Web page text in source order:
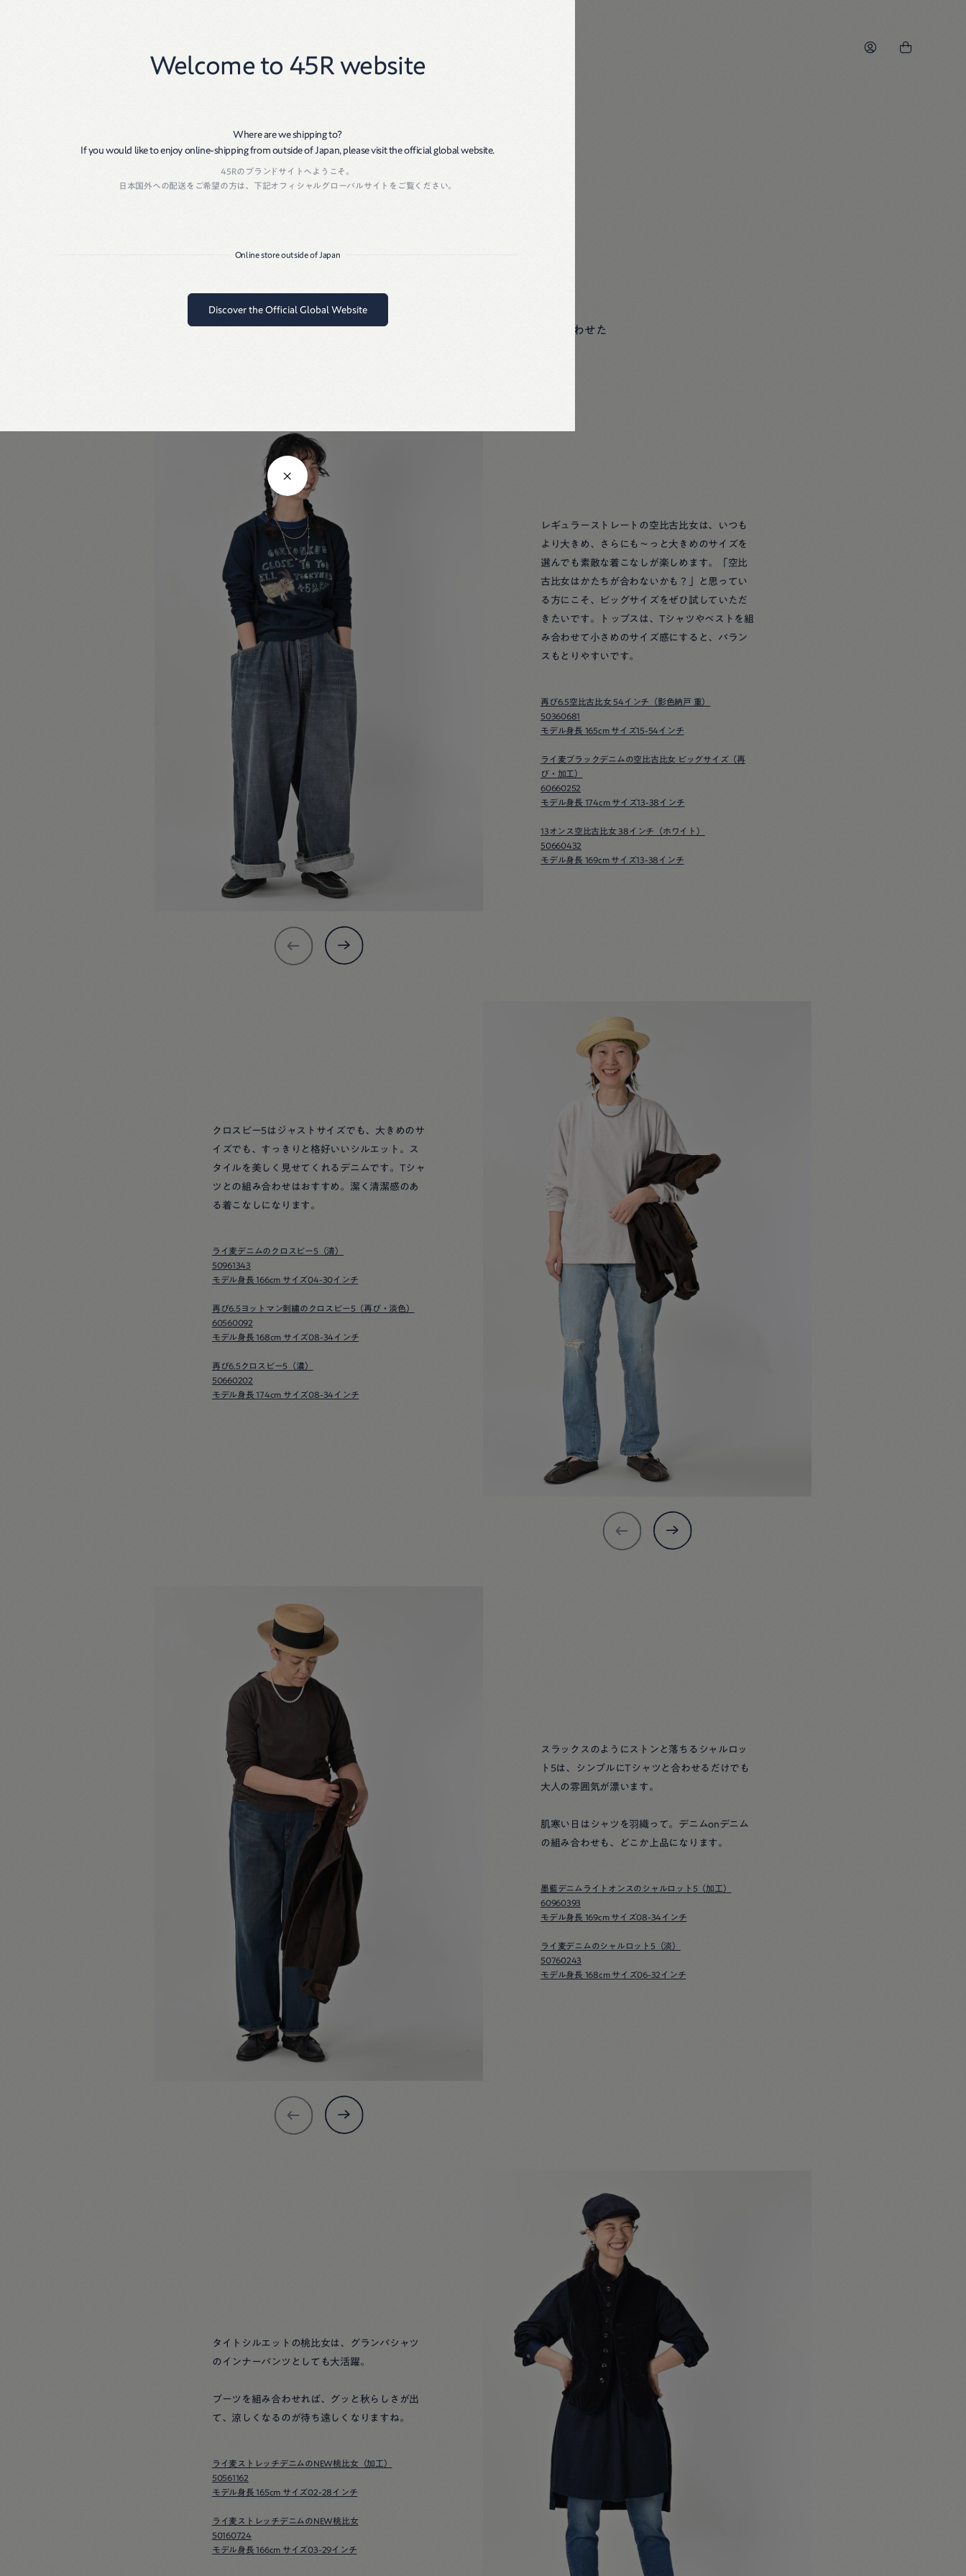
スタンダードなデニムにTシャツを組み合わせた
レギュラーストレートの空比古比女は、いつも
より大きめ、さらにも～っと大きめのサイズを
選んでも素敵な着こなしが楽しめます。「空比
古比女はかたちが合わないかも？」と思ってい
る方にこそ、ビッグサイズをぜひ試していただ
きたいです。トップスは、Tシャツやベストを組
み合わせて小さめのサイズ感にすると、バラン
スもとりやすいです。
再び6.5空比古比女 54インチ（影色納戸 重）
50360681
モデル身長 165cm サイズ15-54インチ
ライ麦ブラックデニムの空比古比女 ビッグサイズ（再
び・加工）
60660252
モデル身長 174cm サイズ13-38インチ
13オンス空比古比女 38インチ（ホワイト）
50660432
モデル身長 169cm サイズ13-38インチ
クロスビー5はジャストサイズでも、大きめのサ
イズでも、すっきりと格好いいシルエット。ス
タイルを美しく見せてくれるデニムです。Tシャ
ツとの組み合わせはおすすめ。潔く清潔感のあ
る着こなしになります。
ライ麦デニムのクロスビー5（清）
50961343
モデル身長 166cm サイズ04-30インチ
再び6.5ヨットマン刺繍のクロスビー5（再び・淡色）
60560092
モデル身長 168cm サイズ08-34インチ
再び6.5クロスビー5（濃）
50660202
モデル身長 174cm サイズ08-34インチ
スラックスのようにストンと落ちるシャルロッ
ト5は、シンプルにTシャツと合わせるだけでも
大人の雰囲気が漂います。
肌寒い日はシャツを羽織って。デニムonデニム
の組み合わせも、どこか上品になります。
墨藍デニムライトオンスのシャルロット5（加工）
60960393
モデル身長 169cm サイズ08-34インチ
ライ麦デニムのシャルロット5（淡）
50760243
モデル身長 168cm サイズ06-32インチ
タイトシルエットの桃比女は、グランパシャツ
のインナーパンツとしても大活躍。
ブーツを組み合わせれば、グッと秋らしさが出
て、涼しくなるのが待ち遠しくなりますね。
ライ麦ストレッチデニムのNEW桃比女（加工）
50561162
モデル身長 165cm サイズ02-28インチ
ライ麦ストレッチデニムのNEW桃比女
50160724
モデル身長 166cm サイズ03-29インチ
Welcome to 45R website
Where are we shipping to?
If you would like to enjoy online-shipping from outside of Japan, please visit the official global website.
45Rのブランドサイトへようこそ。
日本国外への配送をご希望の方は、下記オフィシャルグローバルサイトをご覧ください。
Online store outside of Japan
Discover the Official Global Website